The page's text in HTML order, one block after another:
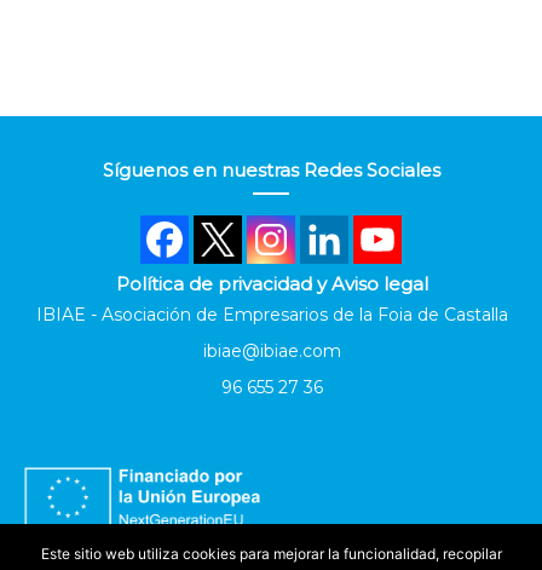
Síguenos en nuestras Redes Sociales
Política de privacidad y Aviso legal
IBIAE - Asociación de Empresarios de la Foia de Castalla
ibiae@ibiae.com
96 655 27 36
Este sitio web utiliza cookies para mejorar la funcionalidad, recopilar